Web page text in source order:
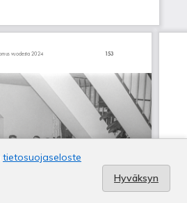
tietosuojaseloste
Hyväksyn